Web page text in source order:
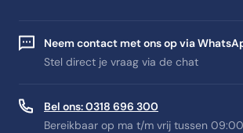
Neem contact met ons op via
Stel direct je vraag via de chat
Bel ons: 0318 696 300
Bereikbaar op ma t/m vrij tussen